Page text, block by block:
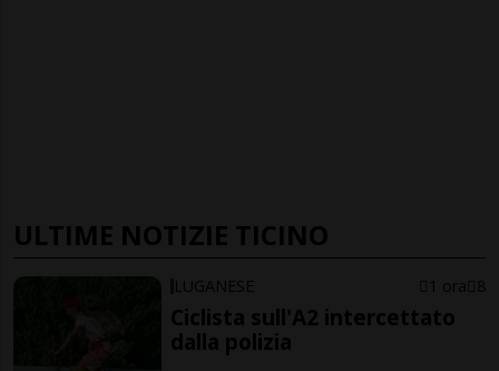
ULTIME NOTIZIE TICINO
LUGANESE 1 ora 8
Ciclista sull'A2 intercettato
dalla polizia